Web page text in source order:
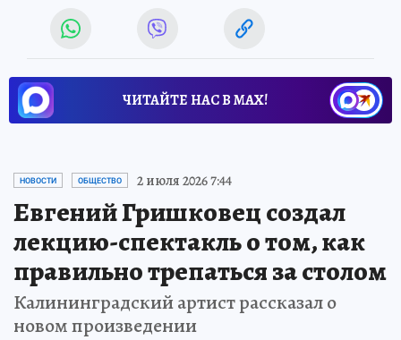
ЧИТАЙТЕ НАС В МАХ!
НОВОСТИ ОБЩЕСТВО 2 июля 2026 7:44
Евгений Гришковец создал
лекцию-спектакль о том, как
правильно трепаться за столом
Калининградский артист рассказал о
новом произведении